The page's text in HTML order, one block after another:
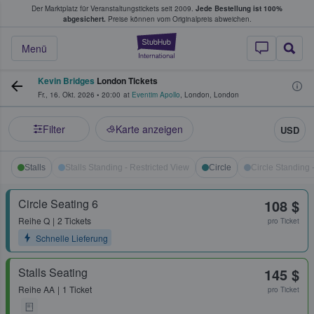
Der Marktplatz für Veranstaltungstickets seit 2009. Jede Bestellung ist 100%
abgesichert. Preise können vom Originalpreis abweichen.
StubHub - Wo
Menü
Tickets kaufen & verkaufen
Kevin Bridges London Tickets
Fr., 16. Okt. 2026 • 20:00 at Eventim Apollo, London, London
Filter Karte anzeigen USD
Stalls Stalls Standing - Restricted View Circle Circle Standing
Circle Seating 6
Reihe Q
2 Tickets
Schnelle Lieferung
108 $
pro Ticket
Stalls Seating
Reihe AA 1 Ticket
145 $
pro Ticket